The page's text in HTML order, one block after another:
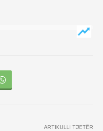
ARTIKULLI TJETËR